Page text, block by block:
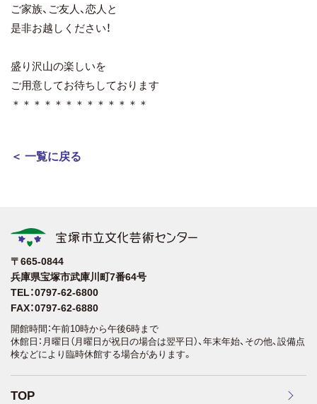
ご家族、ご友人、恋人と
是非お越しください！
盛り沢山の楽しいを
ご用意してお待ちしております
＊＊＊＊＊＊＊＊＊＊＊＊＊
＜ 一覧に戻る
TOP
〒665-0844
兵庫県宝塚市武庫川町7番64号
TEL：0797-62-6800
FAX：0797-62-6880
開館時間：午前10時から午後6時まで
休館日：月曜日（月曜日が祝日の場合は翌平日）、年末年始、その他、設備点
検などにより臨時休館する場合があります。